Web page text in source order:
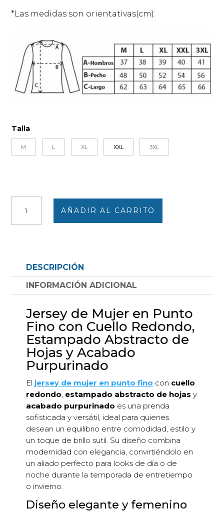
*Las medidas son orientativas(cm):
Talla
M L XL XXL 3XL
mujer
redondo
estampado
abstracto
hojas
acabado
apurpurinado
cantidad
AÑADIR AL CARRITO
DESCRIPCIÓN
INFORMACIÓN ADICIONAL
Jersey de Mujer en Punto
Fino con Cuello Redondo,
Estampado Abstracto de
Hojas y Acabado
Purpurinado
El jersey de mujer en punto fino con cuello
redondo, estampado abstracto de hojas y
acabado purpurinado es una prenda
sofisticada y versátil, ideal para quienes
desean un equilibrio entre comodidad, estilo y
un toque de brillo sutil. Su diseño combina
modernidad con elegancia, convirtiéndolo en
un aliado perfecto para looks de día o de
noche durante la temporada de entretiempo
o invierno.
Diseño elegante y femenino